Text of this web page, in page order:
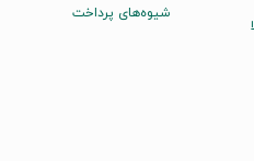
شیوه‌های پرداخت